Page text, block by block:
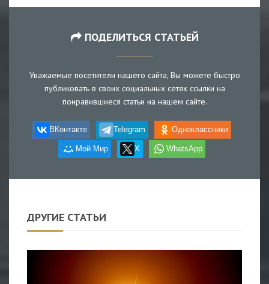
ПОДЕЛИТЬСЯ СТАТЬЕЙ
Уважаемые посетители нашего сайта, Вы можете быстро
публиковать в своих социальных сетях ссылки на
понравившиеся статьи на нашем сайте.
ВКонтакте Telegram Одноклассники
Мой Мир X WhatsApp
ДРУГИЕ СТАТЬИ